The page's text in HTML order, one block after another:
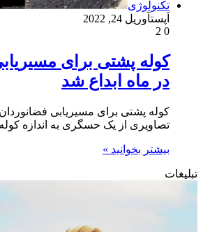
تکنولوژی
اَپستآوریل 24, 2022
0
کوله پشتی برای
در ماه ابداع شد
کوله پشتی برای مسیریابی
تصاویری از یک حسگری به اندازه
بیشتر بخوانید »
تبلیغات